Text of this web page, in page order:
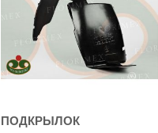
ПОДКРЫЛОК